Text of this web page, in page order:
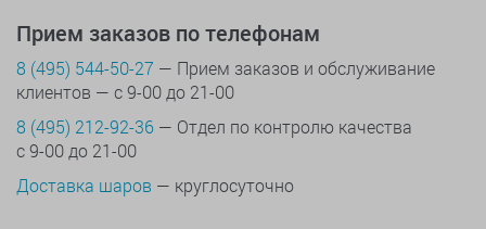
Прием заказов по телефонам
8 (495) 544-50-27 — Прием заказов и обслуживание
клиентов — с 9-00 до 21-00
8 (495) 212-92-36 — Отдел по контролю качества
с 9-00 до 21-00
Доставка шаров — круглосуточно